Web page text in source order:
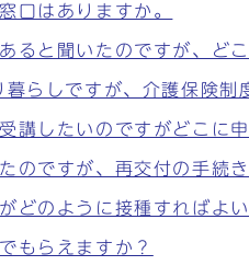
口はありますか。
ると聞いたのですが、ど
らしですが、介護保険制
講したいのですがどこに
のですが、再交付の手続
どのように接種すればよい
もらえますか？